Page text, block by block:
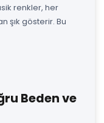
renkler, her
şık gösterir. Bu
Beden ve